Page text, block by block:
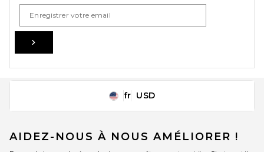
Change Country Regions
fr USD
AIDEZ-NOUS À NOUS AMÉLIORER !